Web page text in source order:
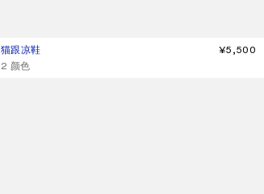
猫跟凉鞋
当前颜色： 黑色
價格：¥5,500。
¥5,500
,2 颜色